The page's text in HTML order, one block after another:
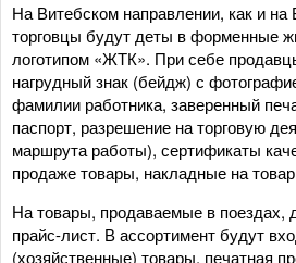
На Витебском направлении, как и на
торговцы будут деты в форменные
логотипом «ЖТК». При себе
нагрудный знак (бейдж) с
фамилии работника, заверенный
паспорт, разрешение на торговую
маршрута работы), сертификаты
продаже товары, накладные на
На товары, продаваемые в
прайс-лист. В ассортимент будут
(хозяйственные) товары, печатная